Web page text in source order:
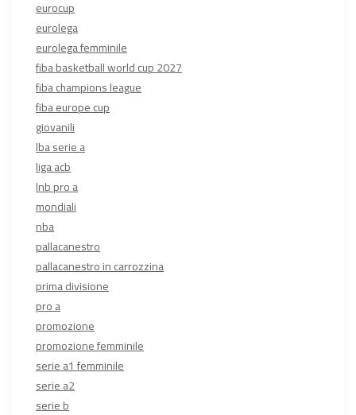
eurocup
eurolega
eurolega femminile
fiba basketball world cup 2027
fiba champions league
fiba europe cup
giovanili
lba serie a
liga acb
lnb pro a
mondiali
nba
pallacanestro
pallacanestro in carrozzina
prima divisione
pro a
promozione
promozione femminile
serie a1 femminile
serie a2
serie b